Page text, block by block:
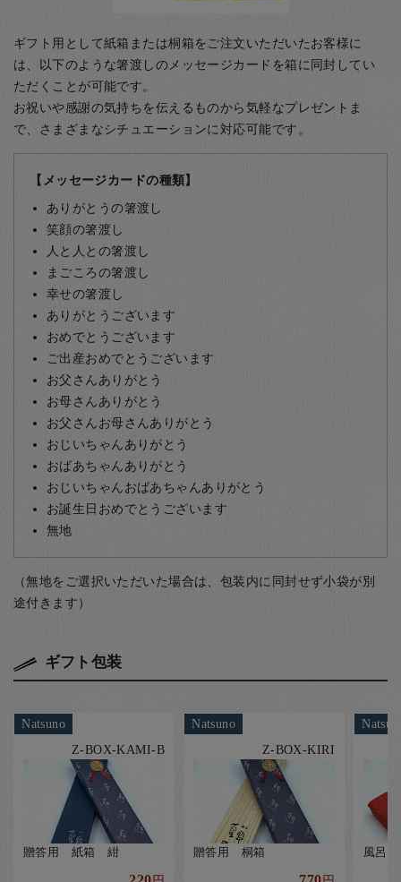
ギフト用として紙箱または桐箱をご注文いただいたお客様に
は、以下のような箸渡しのメッセージカードを箱に同封してい
ただくことが可能です。
お祝いや感謝の気持ちを伝えるものから気軽なプレゼントま
で、さまざまなシチュエーションに対応可能です。
【メッセージカードの種類】
ありがとうの箸渡し
笑顔の箸渡し
人と人との箸渡し
まごころの箸渡し
幸せの箸渡し
ありがとうございます
おめでとうございます
ご出産おめでとうございます
お父さんありがとう
お母さんありがとう
お父さんお母さんありがとう
おじいちゃんありがとう
おばあちゃんありがとう
おじいちゃんおばあちゃんありがとう
お誕生日おめでとうございます
無地
（無地をご選択いただいた場合は、包装内に同封せず小袋が別
途付きます）
ギフト包装
Natsuno
Z-BOX-KAMI-B
贈答用 紙箱 紺
Natsuno
Z-BOX-KIRI
贈答用 桐箱 風呂